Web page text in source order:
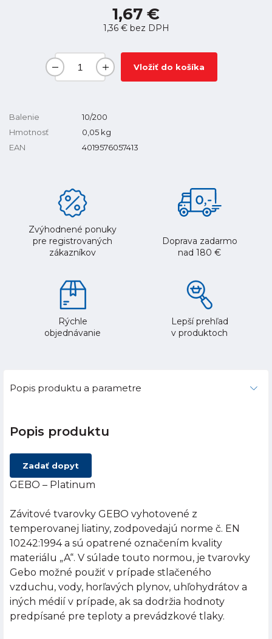
1,67 €
1,36 €bez DPH
Vložiť do košíka
Balenie
10/200
Hmotnosť
0,05 kg
EAN
4019576057413
Zvýhodnené ponuky
pre registrovaných
zákazníkov
Doprava zadarmo
nad 180 €
Rýchle
objednávanie
Lepší prehľad
v produktoch
Popis produktu a parametre
Popis produktu
Zadať dopyt
GEBO – Platinum
Závitové tvarovky GEBO vyhotovené z
temperovanej liatiny, zodpovedajú norme č. EN
10242:1994 a sú opatrené označením kvality
materiálu „A“. V súlade touto normou, je tvarovky
Gebo možné použiť v prípade stlačeného
vzduchu, vody, horľavých plynov, uhľohydrátov a
iných médií v prípade, ak sa dodržia hodnoty
predpísané pre teploty a prevádzkové tlaky.